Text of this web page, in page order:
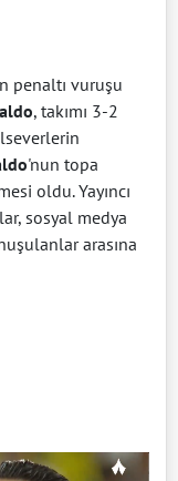
penaltı vuruşu
, takımı 3-2
'nun topa
oldu. Yayıncı
sosyal medya
arasına